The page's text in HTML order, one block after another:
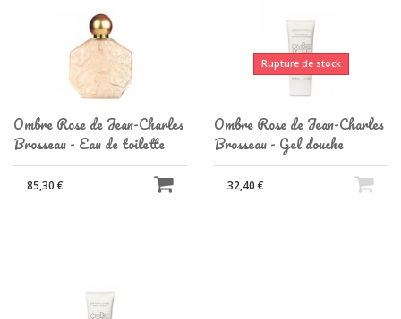
Ombre Rose de Jean-Charles
Brosseau - Eau de toilette
85,30 €
Rupture de stock
Ombre Rose de Jean-Charles
Brosseau - Gel douche
32,40 €